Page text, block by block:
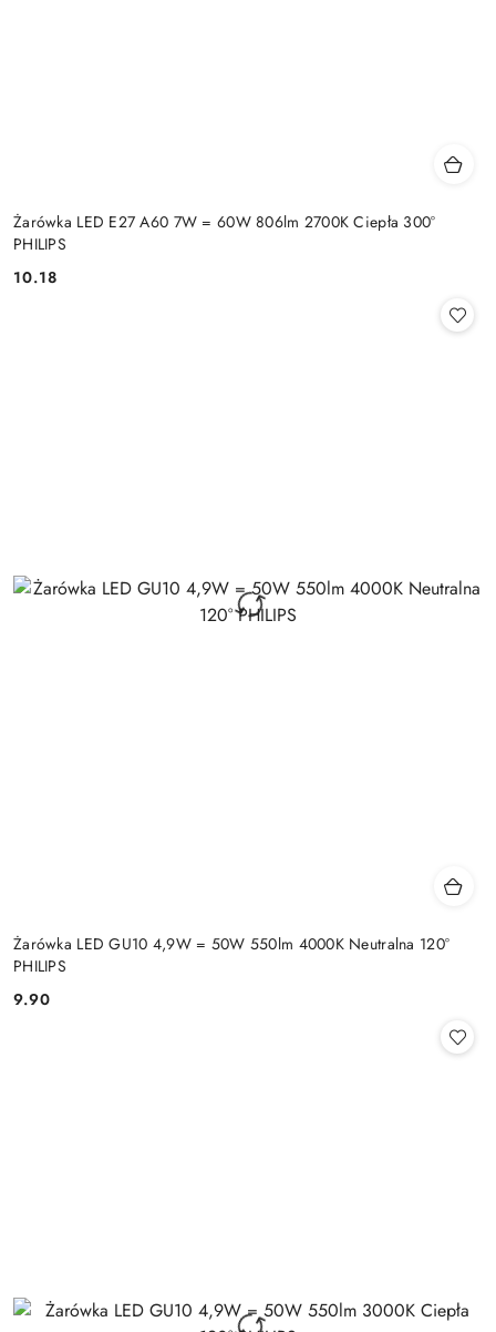
Żarówka LED E27 A60 7W = 60W 806lm 2700K Ciepła 300°
PHILIPS
Cena:
10.18
Żarówka LED GU10 4,9W = 50W 550lm 4000K Neutralna 120°
PHILIPS
Cena:
9.90